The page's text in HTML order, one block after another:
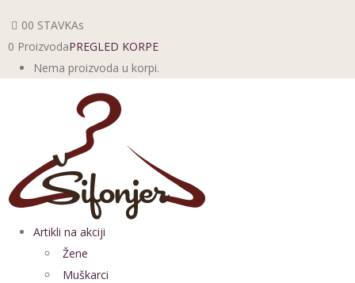
00 STAVKAs
0 ProizvodaPREGLED KORPE
Nema proizvoda u korpi.
Artikli na akciji
Žene
Muškarci